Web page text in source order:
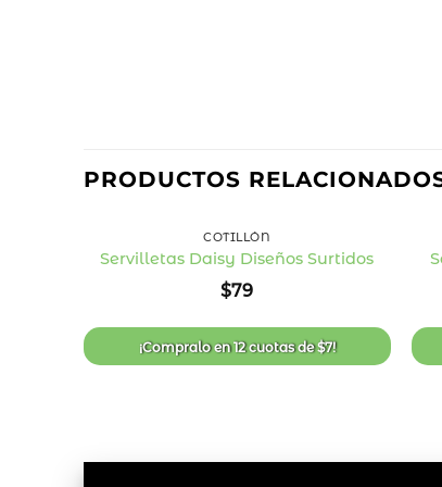
PRODUCTOS
de
deseos
COTILLÓN
Servilletas Daisy Diseños Surtidos
$79
¡Compralo en12 cuotasde$7!